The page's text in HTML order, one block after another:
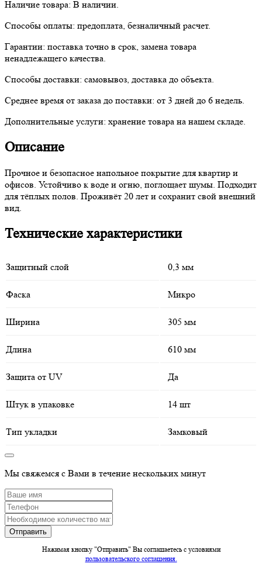
Наличие товара: В наличии.
Способы оплаты: предоплата, безналичный расчет.
Гарантии: поставка точно в срок, замена товара
ненадлежащего качества.
Способы доставки: самовывоз, доставка до объекта.
Среднее время от заказа до поставки: от 3 дней до 6 недель.
Дополнительные услуги: хранение товара на нашем складе.
Описание
Прочное и безопасное напольное покрытие для квартир и
офисов. Устойчиво к воде и огню, поглощает шумы. Подходит
для тёплых полов. Проживёт 20 лет и сохранит свой внешний
вид.
Технические характеристики
Защитный слой 0,3 мм
Фаска Микро
Ширина 305 мм
Длина 610 мм
Защита от UV Да
Штук в упаковке 14 шт
Тип укладки Замковый
Мы свяжемся с Вами в течение нескольких минут
Нажимая кнопку "Отправить" Вы соглашаетесь c условиями
пользовательского соглашения.